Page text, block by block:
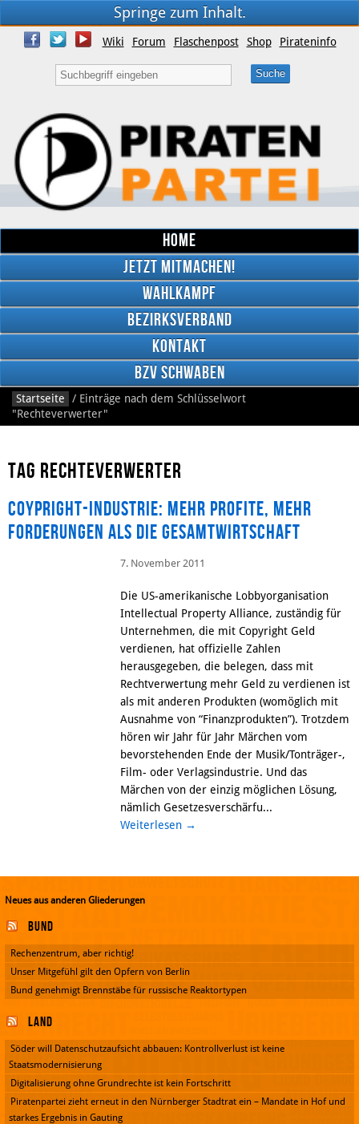
Springe zum Inhalt.
Wiki Forum Flaschenpost Shop Pirateninfo
Home
Jetzt mitmachen!
Wahlkampf
Bezirksverband
Kontakt
BzV Schwaben
Startseite / Einträge nach dem Schlüsselwort
"Rechteverwerter"
Tag Rechteverwerter
Coypright-Industrie: Mehr Profite, mehr
Forderungen als die Gesamtwirtschaft
7. November 2011
Die US-amerikanische Lobbyorganisation
Intellectual Property Alliance, zuständig für
Unternehmen, die mit Copyright Geld
verdienen, hat offizielle Zahlen
herausgegeben, die belegen, dass mit
Rechtverwertung mehr Geld zu verdienen ist
als mit anderen Produkten (womöglich mit
Ausnahme von “Finanzprodukten”). Trotzdem
hören wir Jahr für Jahr Märchen vom
bevorstehenden Ende der Musik/Tonträger-,
Film- oder Verlagsindustrie. Und das
Märchen von der einzig möglichen Lösung,
nämlich Gesetzesverschärfu...
Weiterlesen →
Neues aus anderen Gliederungen
Bund
Rechenzentrum, aber richtig!
Unser Mitgefühl gilt den Opfern von Berlin
Bund genehmigt Brennstäbe für russische Reaktortypen
Land
Söder will Datenschutzaufsicht abbauen: Kontrollverlust ist keine
Staatsmodernisierung
Digitalisierung ohne Grundrechte ist kein Fortschritt
Piratenpartei zieht erneut in den Nürnberger Stadtrat ein – Mandate in Hof und
starkes Ergebnis in Gauting